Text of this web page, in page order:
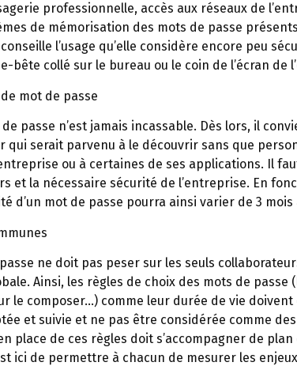
professionnelle, accès aux réseaux de
de mémorisation des mots de passe
l’usage qu’elle considère encore peu
bête collé sur le bureau ou le coin de l’écran de
mot de passe
passe n’est jamais incassable. Dès lors, il
qui serait parvenu à le découvrir sans que
ou à certaines de ses applications. Il
et la nécessaire sécurité de l’entreprise. En
d’un mot de passe pourra ainsi varier de 3 mois
ne doit pas peser sur les seuls
Ainsi, les règles de choix des mots de passe
le composer…) comme leur durée de vie
et suivie et ne pas être considérée comme
place de ces règles doit s’accompagner de
ici de permettre à chacun de mesurer les